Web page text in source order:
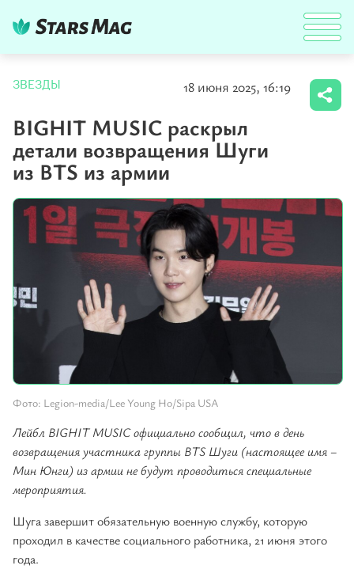
ЗВЕЗДЫ 18 июня 2025, 16:19
BIGHIT MUSIC раскрыл
детали возвращения Шуги
из BTS из армии
Фото: Legion-media/Lee Young Ho/Sipa USA
Лейбл BIGHIT MUSIC официально сообщил, что в день
возвращения участника группы BTS Шуги (настоящее имя –
Мин Юнги) из армии не будут проводиться специальные
мероприятия.
Шуга завершит обязательную военную службу, которую
проходил в качестве социального работника, 21 июня этого
года.